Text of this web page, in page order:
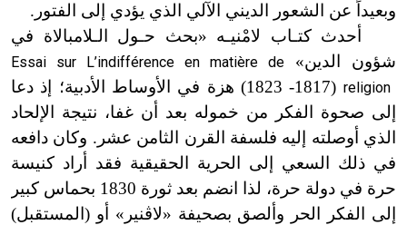
وبعيداً عن الشعور الديني الآلي الذي يؤدي إلى الفتور.
أحدث كتـاب لامْنيـه «بحث حـول الـلامبالاة في
شؤون الدين» Essai sur L’indifférence en matière de
religion
(1817- 1823) هزة في الأوساط الأدبية؛ إذ دعا
إلى صحوة الفكر من خموله بعد أن غفا، نتيجة الإلحاد
الذي أوصلته إليه فلسفة القرن الثامن عشر. وكان دافعه
في ذلك السعي إلى الحرية الحقيقية فقد أراد كنيسة
حرة في دولة حرة، لذا انضم بعد ثورة 1830 بحماس كبير
إلى الفكر الحر وألصق بصحيفة «لاڤنير» أو (المستقبل)